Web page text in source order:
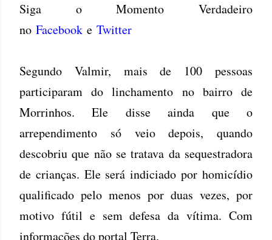
Siga o Momento Verdadeiro
no Facebook e Twitter
Segundo Valmir, mais de 100 pessoas
participaram do linchamento no bairro de
Morrinhos. Ele disse ainda que o
arrependimento só veio depois, quando
descobriu que não se tratava da sequestradora
de crianças. Ele será indiciado por homicídio
qualificado pelo menos por duas vezes, por
motivo fútil e sem defesa da vítima. Com
informações do portal Terra.